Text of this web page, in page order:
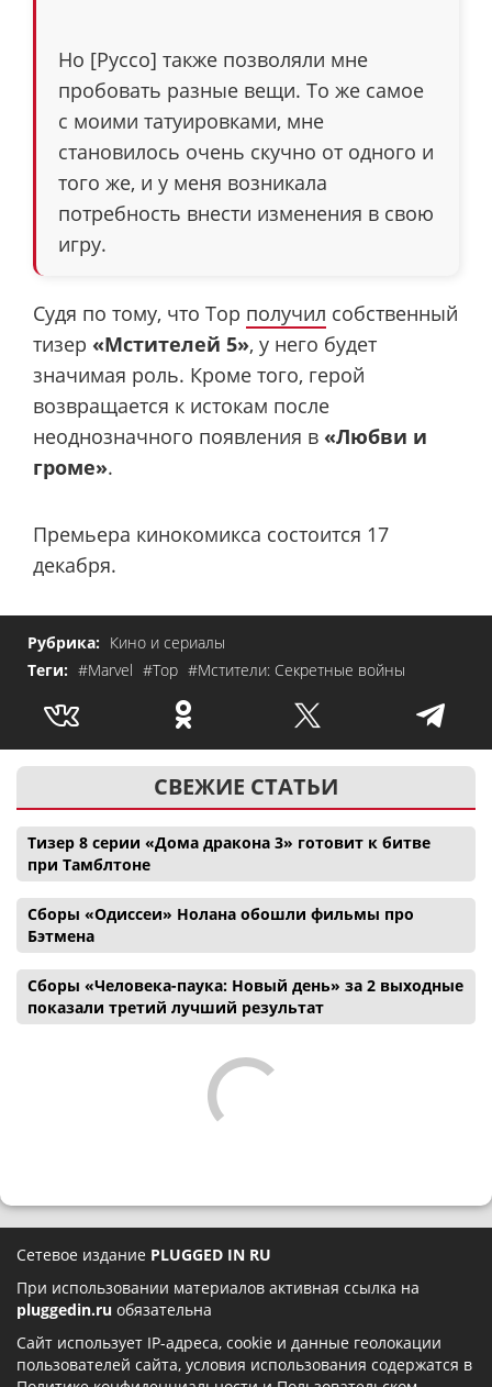
Но [Руссо] также позволяли мне
пробовать разные вещи. То же самое
с моими татуировками, мне
становилось очень скучно от одного и
того же, и у меня возникала
потребность внести изменения в свою
игру.
Судя по тому, что Тор получил собственный
тизер «Мстителей 5», у него будет
значимая роль. Кроме того, герой
возвращается к истокам после
неоднозначного появления в «Любви и
громе».
Премьера кинокомикса состоится 17
декабря.
Рубрика: Кино и сериалы
Теги: #Marvel #Тор #Мстители: Секретные войны
СВЕЖИЕ СТАТЬИ
Тизер 8 серии «Дома дракона 3» готовит к битве
при Тамблтоне
Сборы «Одиссеи» Нолана обошли фильмы про
Бэтмена
Сборы «Человека-паука: Новый день» за 2 выходные
показали третий лучший результат
Сетевое издание PLUGGED IN RU
При использовании материалов активная ссылка на
pluggedin.ru обязательна
Сайт использует IP-адреса, cookie и данные геолокации
пользователей сайта, условия использования содержатся в